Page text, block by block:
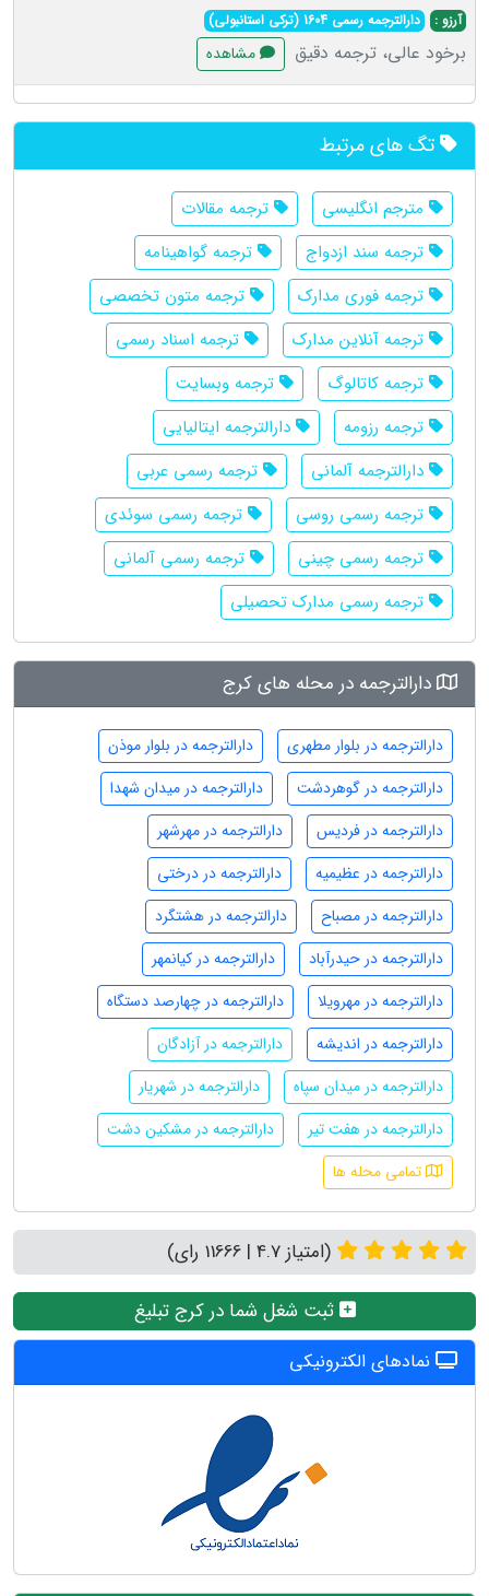
آرزو : دارالترجمه رسمی 1604 (ترکی استانبولی)
برخود عالی، ترجمه دقیق مشاهده
تگ های مرتبط
مترجم انگلیسی
ترجمه مقالات
ترجمه سند ازدواج
ترجمه گواهینامه
ترجمه فوری مدارک
ترجمه متون تخصصی
ترجمه آنلاین مدارک
ترجمه اسناد رسمی
ترجمه کاتالوگ
ترجمه وبسایت
ترجمه رزومه
دارالترجمه ایتالیایی
دارالترجمه آلمانی
ترجمه رسمی عربی
ترجمه رسمی روسی
ترجمه رسمی سوئدی
ترجمه رسمی چینی
ترجمه رسمی آلمانی
ترجمه رسمی مدارک تحصیلی
دارالترجمه در محله های کرج
دارالترجمه در بلوار مطهری
دارالترجمه در بلوار موذن
دارالترجمه در گوهردشت
دارالترجمه در میدان شهدا
دارالترجمه در فردیس
دارالترجمه در مهرشهر
دارالترجمه در عظیمیه
دارالترجمه در درختی
دارالترجمه در مصباح
دارالترجمه در هشتگرد
دارالترجمه در حیدرآباد
دارالترجمه در کیانمهر
دارالترجمه در مهرویلا
دارالترجمه در چهارصد دستگاه
دارالترجمه در اندیشه
دارالترجمه در آزادگان
دارالترجمه در میدان سپاه
دارالترجمه در شهریار
دارالترجمه در هفت تیر
دارالترجمه در مشکین دشت
تمامی محله ها
(امتیاز 4.7 | 11666 رای)
ثبت شغل شما در کرج تبلیغ
نمادهای الکترونیکی